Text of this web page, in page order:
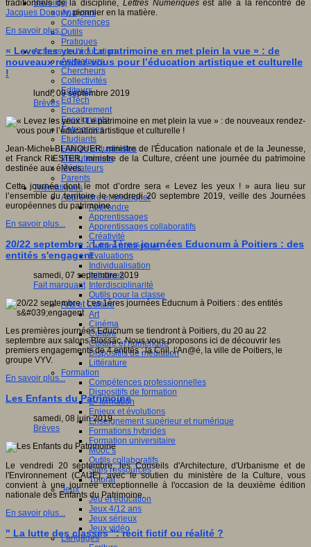
Savoir(s)
Analyses
Conférences
Outils
Pratiques
Acteurs de l'éducation
Animateurs
Chercheurs
Collectivités
Editeurs
EdTech
Encadrement
Enseignants
Entreprises
Etudiants
Filières industrielles
Institutionnels
Médiateurs
Parents
Thématiques
Apprendre et enseigner
Apprendre
Apprentissages
Apprentissages collaboratifs
Créativité
Culture numérique
Evaluations
Individualisation
Initiatives
Interdisciplinarité
Outils pour la classe
Arts et Culture
Art
Cinéma
Culture
Culture et numérique
Dispositifs de médiation
Littérature
Formation
Compétences professionnelles
Dispositifs de formation
E- formation
Enjeux et évolutions
Enseignement supérieur et numérique
Formations hybrides
Formation universitaire
Mooc’s
Outils collaboratifs
Sites ressources
Tutorat
Jeux
Jeu et éducation
Jeux 4/12 ans
Jeux sérieux
Jeux vidéo
Langages
traditionnels de la discipline, Lettres Numériquesest allé à la rencontre de
Jacques Donguy, pionnier en la matière.
En savoir plus...
« Levez les yeux ! Le patrimoine en met plein la vue » : de
nouveaux rendez-vous pour l’éducation artistique et culturelle
!
lundi, 09 septembre 2019
Brèves
Jean-Michel BLANQUER, ministre de l'Éducation nationale et de la Jeunesse,
et Franck RIESTER, ministre de la Culture, créent une journée du patrimoine
destinée aux élèves.
Cette journée dont le mot d’ordre sera « Levez les yeux ! » aura lieu sur
l’ensemble du territoire le vendredi 20 septembre 2019, veille des Journées
européennes du patrimoine.
En savoir plus...
20/22 septembre : Les 1ères journées Educnum à Poitiers : des
entités s'engagent
samedi, 07 septembre 2019
Fait marquant
Les premières journées Educnum se tiendront à Poitiers, du 20 au 22
septembre aux salons Blossac. Nous vous proposons ici de découvrir les
premiers engagements de 4 entités : la Cnil, l'An@é, la ville de Poitiers, le
groupe VYV.
En savoir plus...
Les Enfants du Patrimoine
samedi, 08 juin 2019
Brèves
Le vendredi 20 septembre, les Conseils d'Architecture, d'Urbanisme et de
l'Environnement (CAUE), avec le soutien du ministère de la Culture, vous
convient à une journée exceptionnelle à l'occasion de la deuxième édition
nationale des Enfants du Patrimoine.
En savoir plus...
" La lutte des classes ": récit fictif ou réalité ?